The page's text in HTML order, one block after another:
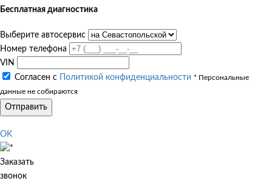
Бесплатная диагностика
Выберите автосервис
Номер телефона
VIN
Согласен с
Политикой конфиденциальности * Персональные
данные не собираются
Отправить
OK
Заказать
звонок